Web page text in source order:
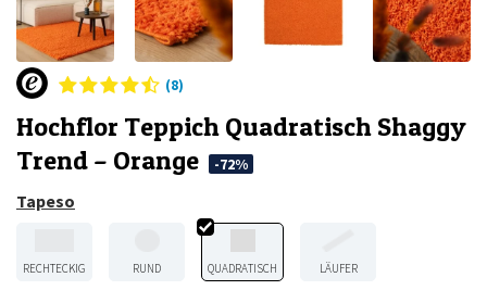
(8)
Hochflor Teppich Quadratisch Shaggy
Trend – Orange
-72%
Tapeso
RECHTECKIG RUND QUADRATISCH LÄUFER